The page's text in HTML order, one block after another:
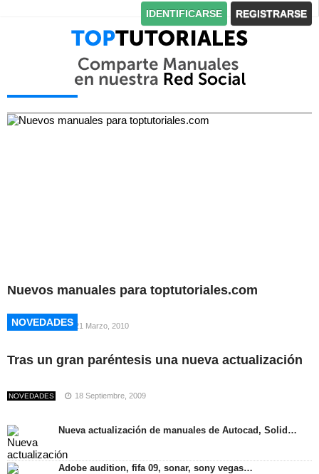
IDENTIFICARSE REGISTRARSE
Nuevos manuales para toptutoriales.com
NOVEDADES 21 Marzo, 2010
Tras un gran paréntesis una nueva actualización
NOVEDADES 18 Septiembre, 2009
NOVEDADES
NOVEDADES
Nueva actualización de manuales de Autocad, Solid…
Adobe audition, fifa 09, sonar, sony vegas…